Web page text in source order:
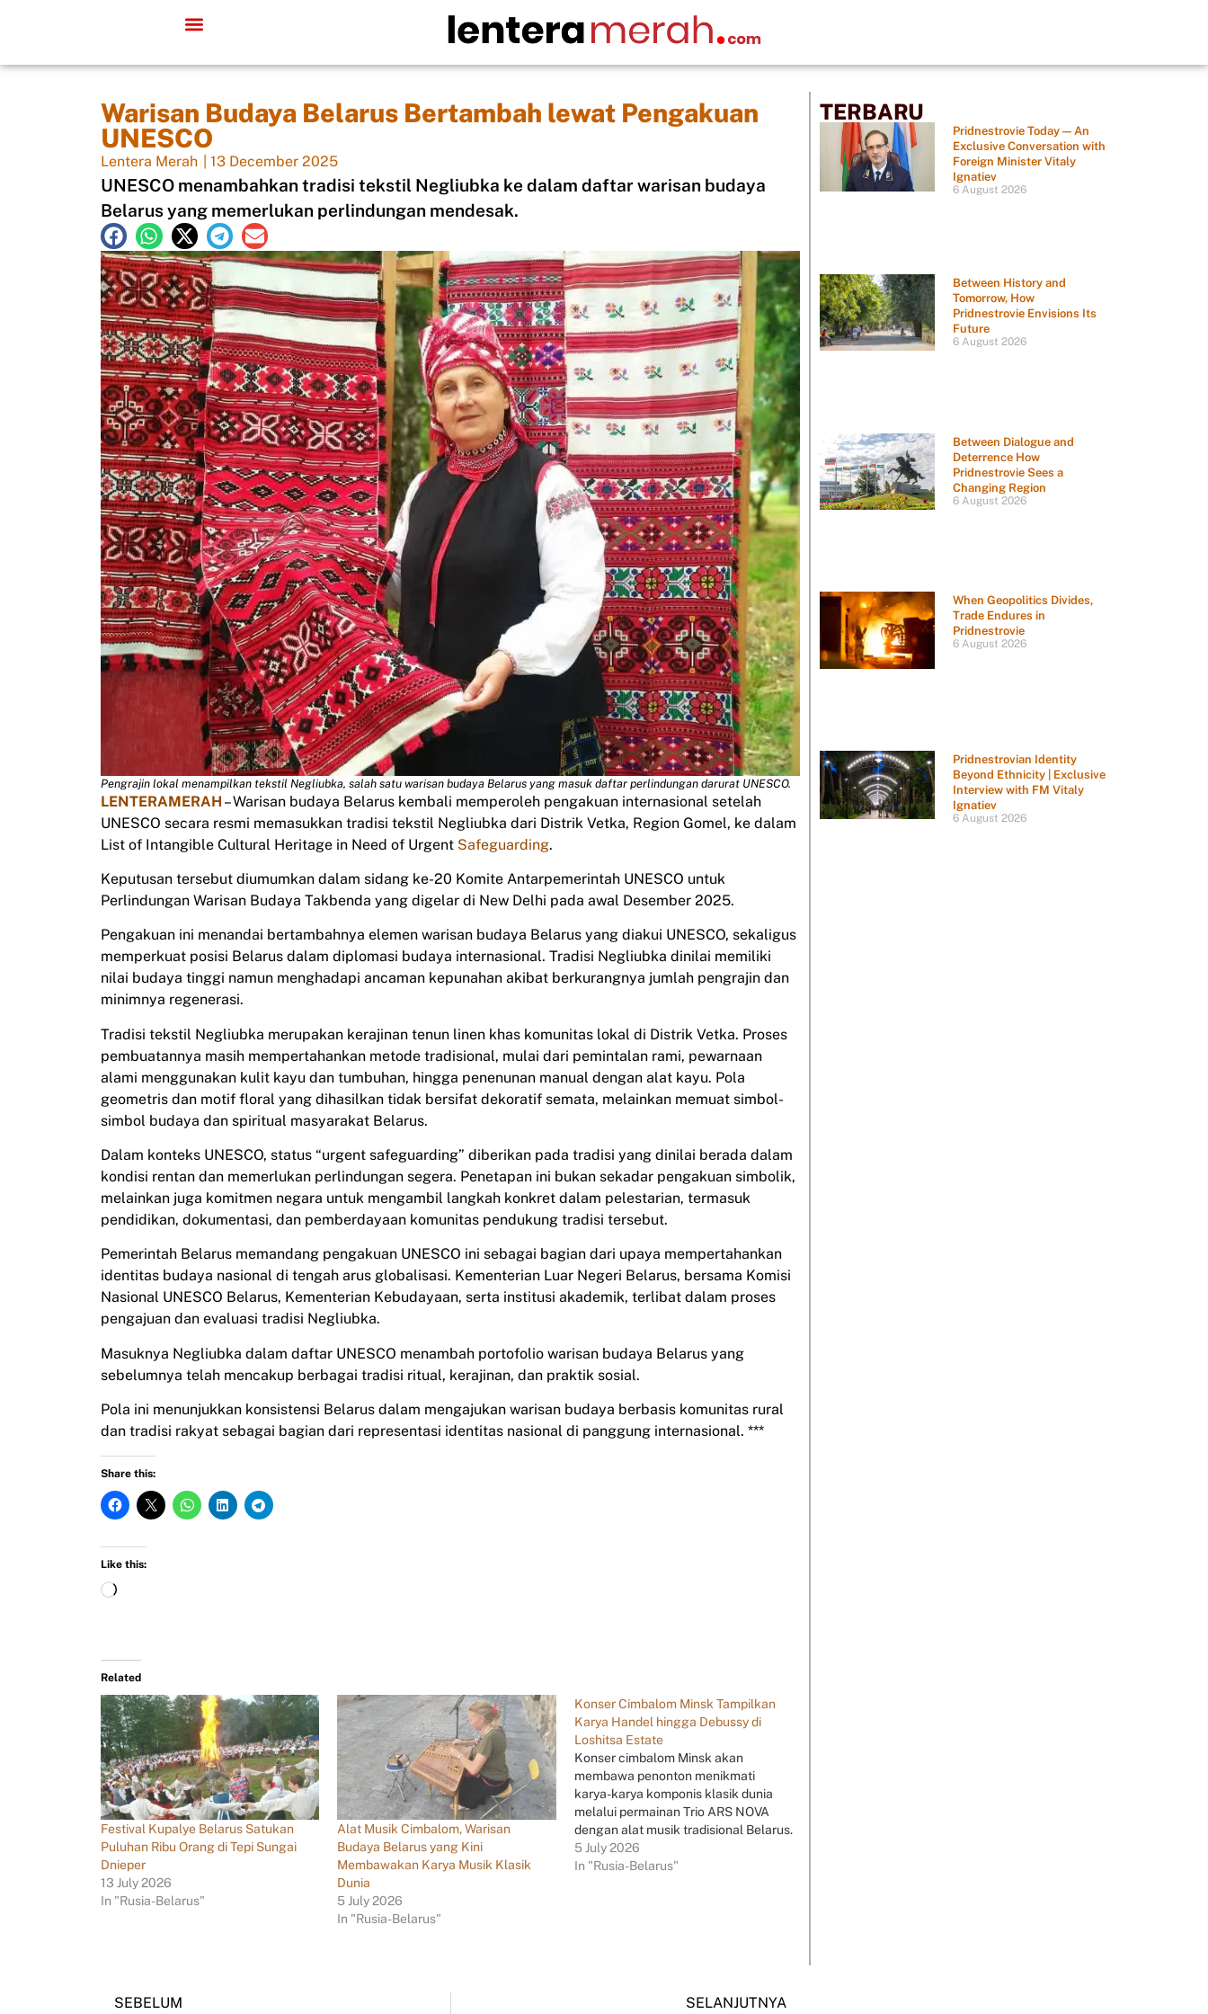
Warisan Budaya Belarus Bertambah lewat Pengakuan
UNESCO
Lentera Merah 13 December 2025
UNESCO menambahkan tradisi tekstil Negliubka ke dalam daftar warisan budaya
Belarus yang memerlukan perlindungan mendesak.
Pengrajin lokal menampilkan tekstil Negliubka, salah satu warisan budaya Belarus yang masuk daftar perlindungan darurat UNESCO.
LENTERAMERAH – Warisan budaya Belarus kembali memperoleh pengakuan internasional setelah
UNESCO secara resmi memasukkan tradisi tekstil Negliubka dari Distrik Vetka, Region Gomel, ke dalam
List of Intangible Cultural Heritage in Need of Urgent Safeguarding.
Keputusan tersebut diumumkan dalam sidang ke-20 Komite Antarpemerintah UNESCO untuk
Perlindungan Warisan Budaya Takbenda yang digelar di New Delhi pada awal Desember 2025.
Pengakuan ini menandai bertambahnya elemen warisan budaya Belarus yang diakui UNESCO, sekaligus
memperkuat posisi Belarus dalam diplomasi budaya internasional. Tradisi Negliubka dinilai memiliki
nilai budaya tinggi namun menghadapi ancaman kepunahan akibat berkurangnya jumlah pengrajin dan
minimnya regenerasi.
Tradisi tekstil Negliubka merupakan kerajinan tenun linen khas komunitas lokal di Distrik Vetka. Proses
pembuatannya masih mempertahankan metode tradisional, mulai dari pemintalan rami, pewarnaan
alami menggunakan kulit kayu dan tumbuhan, hingga penenunan manual dengan alat kayu. Pola
geometris dan motif floral yang dihasilkan tidak bersifat dekoratif semata, melainkan memuat simbol-
simbol budaya dan spiritual masyarakat Belarus.
Dalam konteks UNESCO, status “urgent safeguarding” diberikan pada tradisi yang dinilai berada dalam
kondisi rentan dan memerlukan perlindungan segera. Penetapan ini bukan sekadar pengakuan simbolik,
melainkan juga komitmen negara untuk mengambil langkah konkret dalam pelestarian, termasuk
pendidikan, dokumentasi, dan pemberdayaan komunitas pendukung tradisi tersebut.
Pemerintah Belarus memandang pengakuan UNESCO ini sebagai bagian dari upaya mempertahankan
identitas budaya nasional di tengah arus globalisasi. Kementerian Luar Negeri Belarus, bersama Komisi
Nasional UNESCO Belarus, Kementerian Kebudayaan, serta institusi akademik, terlibat dalam proses
pengajuan dan evaluasi tradisi Negliubka.
Masuknya Negliubka dalam daftar UNESCO menambah portofolio warisan budaya Belarus yang
sebelumnya telah mencakup berbagai tradisi ritual, kerajinan, dan praktik sosial.
Pola ini menunjukkan konsistensi Belarus dalam mengajukan warisan budaya berbasis komunitas rural
dan tradisi rakyat sebagai bagian dari representasi identitas nasional di panggung internasional. ***
Share this:
Like this:
Related
Festival Kupalye Belarus Satukan
Puluhan Ribu Orang di Tepi Sungai
Dnieper
13 July 2026
In "Rusia-Belarus"
Alat Musik Cimbalom, Warisan
Budaya Belarus yang Kini
Membawakan Karya Musik Klasik
Dunia
5 July 2026
In "Rusia-Belarus"
Konser Cimbalom Minsk Tampilkan
Karya Handel hingga Debussy di
Loshitsa Estate
Konser cimbalom Minsk akan
membawa penonton menikmati
karya-karya komponis klasik dunia
melalui permainan Trio ARS NOVA
dengan alat musik tradisional Belarus.
5 July 2026
In "Rusia-Belarus"
TERBARU
Pridnestrovie Today — An
Exclusive Conversation with
Foreign Minister Vitaly
Ignatiev
6 August 2026
Between History and
Tomorrow, How
Pridnestrovie Envisions Its
Future
6 August 2026
Between Dialogue and
Deterrence How
Pridnestrovie Sees a
Changing Region
6 August 2026
When Geopolitics Divides,
Trade Endures in
Pridnestrovie
6 August 2026
Pridnestrovian Identity
Beyond Ethnicity | Exclusive
Interview with FM Vitaly
Ignatiev
6 August 2026
SEBELUM SELANJUTNYA